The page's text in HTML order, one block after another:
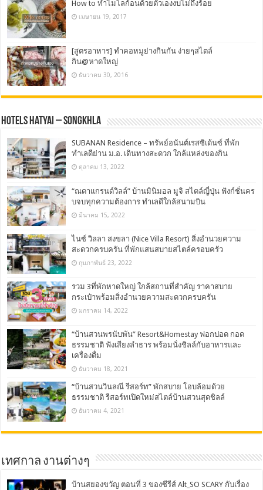
How to ทำไมโลก้อนด้วยตัวเองงบไม่ถึงร้อย
เมษายน 19, 2017
[สูตรอาหาร] ทำคอหมูย่างกินกัน ง่ายๆสไตล์
กิน@หาดใหญ่
ธันวาคม 30, 2016
Hotels Hatyai – Songkhla
SUBANAN Residence – ทรัพย์อนันต์เรสซิเด้นซ์ ที่พัก
ทำเลดีย่าน ม.อ. เดินทางสะดวก ใกล้แหล่งของกิน
ตุลาคม 13, 2022
“ณดาแกรนด์วิลล์” บ้านมินิมอล มูจิ สไตล์ญี่ปุ่น ฟังก์ชั่นคร
บจบทุกความต้องการ ทำเลดีใกล้สนามบิน
มีนาคม 15, 2022
ไนซ์ วิลลา สงขลา (Nice Villa Resort) สิ่งอำนวยความ
สะดวกครบครัน ที่พักแสนสบายสไตล์ครอบครัว
กุมภาพันธ์ 23, 2022
รวม 3ที่พักหาดใหญ่ ใกล้สถานที่สำคัญ ราคาสบาย
กระเป๋าพร้อมสิ่งอำนวยความสะดวกครบครัน
มกราคม 14, 2022
“บ้านสวนพรนับพัน” Resort&Homestay ฟอกปอด กอด
ธรรมชาติ ฟังเสียงลำธาร พร้อมนั่งชิลล์กับอาหารและ
เครื่องดื่ม
ธันวาคม 18, 2021
“บ้านสวนวินลณี รีสอร์ท” พักสบาย โอบล้อมด้วย
ธรรมชาติ รีสอร์ทเปิดใหม่สไตล์บ้านสวนสุดชิลล์
ธันวาคม 4, 2021
เทศกาล งานต่างๆ
บ้านสยองขวัญ ตอนที่ 3 ของซีรีส์ Alt_SO SCARY กับเรื่อง